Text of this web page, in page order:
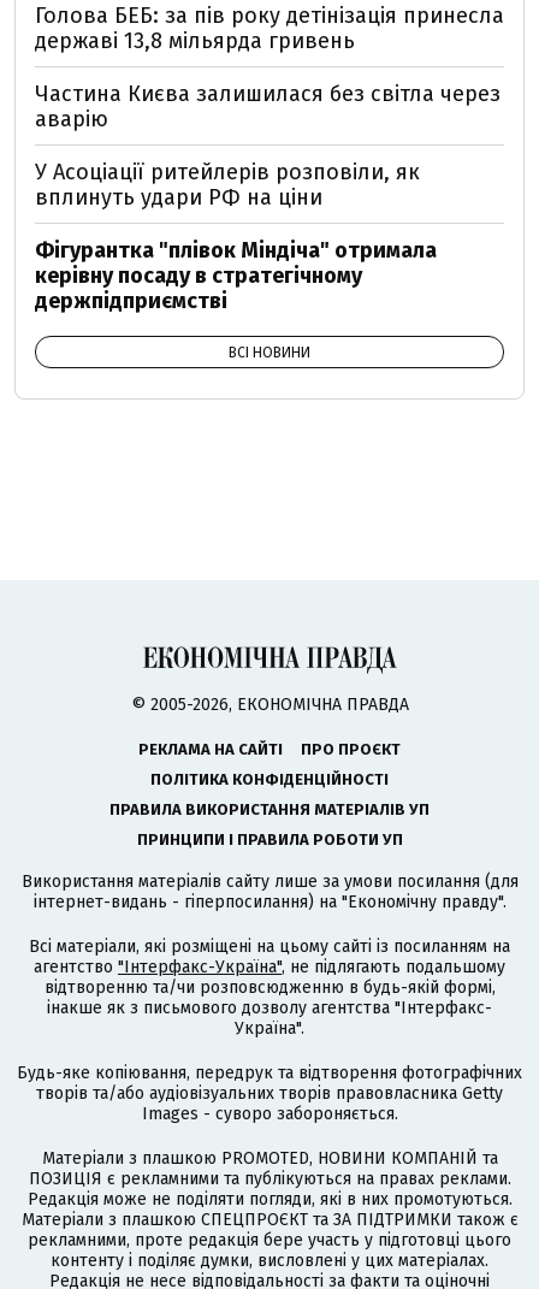
Голова БЕБ: за пів року детінізація принесла
державі 13,8 мільярда гривень
Частина Києва залишилася без світла через
аварію
У Асоціації ритейлерів розповіли, як
вплинуть удари РФ на ціни
Фігурантка "плівок Міндіча" отримала
керівну посаду в стратегічному
держпідприємстві
ВСІ НОВИНИ
© 2005-2026, ЕКОНОМІЧНА ПРАВДА
РЕКЛАМА НА САЙТІ
ПРО ПРОЄКТ
ПОЛІТИКА КОНФІДЕНЦІЙНОСТІ
ПРАВИЛА ВИКОРИСТАННЯ МАТЕРІАЛІВ УП
ПРИНЦИПИ І ПРАВИЛА РОБОТИ УП
Використання матеріалів сайту лише за умови посилання (для
інтернет-видань - гіперпосилання) на "Економічну правду".
Всі матеріали, які розміщені на цьому сайті із посиланням на
агентство "Інтерфакс-Україна", не підлягають подальшому
відтворенню та/чи розповсюдженню в будь-якій формі,
інакше як з письмового дозволу агентства "Інтерфакс-
Україна".
Будь-яке копіювання, передрук та відтворення фотографічних
творів та/або аудіовізуальних творів правовласника Getty
Images - суворо забороняється.
Матеріали з плашкою PROMOTED, НОВИНИ КОМПАНІЙ та
ПОЗИЦІЯ є рекламними та публікуються на правах реклами.
Редакція може не поділяти погляди, які в них промотуються.
Матеріали з плашкою СПЕЦПРОЄКТ та ЗА ПІДТРИМКИ також є
рекламними, проте редакція бере участь у підготовці цього
контенту і поділяє думки, висловлені у цих матеріалах.
Редакція не несе відповідальності за факти та оціночні